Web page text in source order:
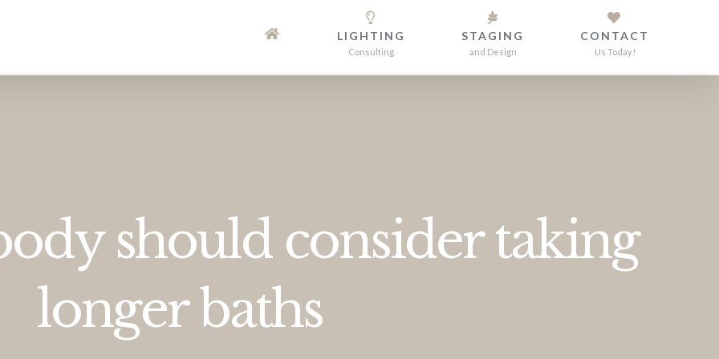
LIGHTING
Consulting
STAGING
and Design
CONTACT
Us Today!
should consider taking
longer baths